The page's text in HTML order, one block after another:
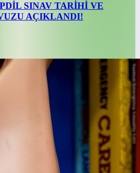
SINAV TARİHİ VE
AÇIKLANDI!